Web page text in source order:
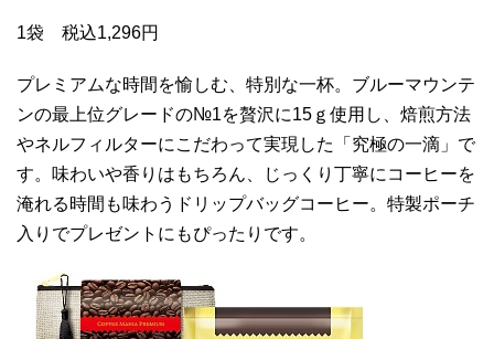
1袋 税込1,296円
プレミアムな時間を愉しむ、特別な一杯。ブルーマウンテ
ンの最上位グレードの№1を贅沢に15ｇ使用し、焙煎方法
やネルフィルターにこだわって実現した「究極の一滴」で
す。味わいや香りはもちろん、じっくり丁寧にコーヒーを
淹れる時間も味わうドリップバッグコーヒー。特製ポーチ
入りでプレゼントにもぴったりです。